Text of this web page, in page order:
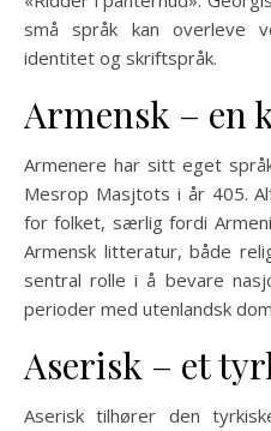
små språk kan overleve
identitet og skriftspråk.
Armensk – en
Armenere har sitt eget
Mesrop Masjtots i år 405.
for folket, særlig fordi
Armensk litteratur, både
sentral rolle i å bevare
perioder med utenlandsk
Aserisk – et
Aserisk tilhører den